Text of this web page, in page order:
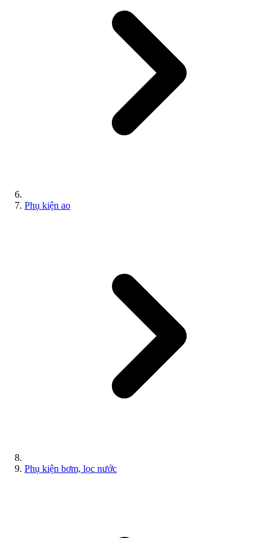
Phụ kiện ao
Phụ kiện bơm, lọc nước